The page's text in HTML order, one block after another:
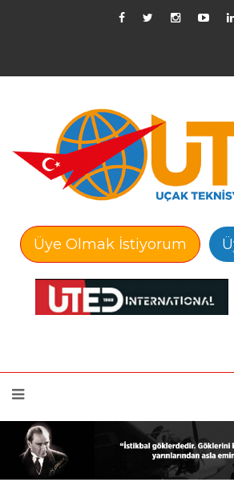
Üye Olmak İstiyorum